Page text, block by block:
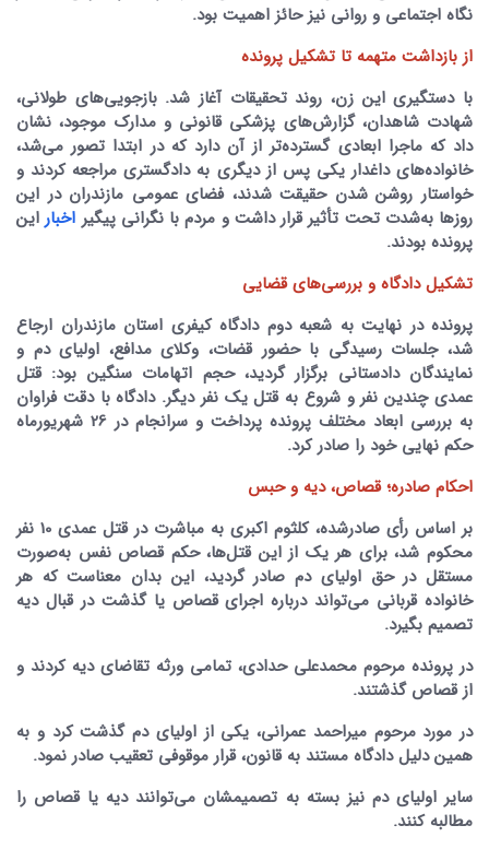
نگاه اجتماعی و روانی نیز حائز اهمیت بود.
‌از بازداشت متهمه تا تشکیل پرونده
با دستگیری این زن، روند تحقیقات آغاز شد. بازجویی‌های طولانی،
شهادت شاهدان، گزارش‌های پزشکی قانونی و مدارک موجود، نشان
داد که ماجرا ابعادی گسترده‌تر از آن دارد که در ابتدا تصور می‌شد،
خانواده‌های داغدار یکی پس از دیگری به دادگستری مراجعه کردند و
خواستار روشن شدن حقیقت شدند، فضای عمومی مازندران در این
روزها به‌شدت تحت تأثیر قرار داشت و مردم با نگرانی پیگیر اخباراین
پرونده بودند.
تشکیل دادگاه و بررسی‌های قضایی
پرونده در نهایت به شعبه دوم دادگاه کیفری استان مازندران ارجاع
شد، جلسات رسیدگی با حضور قضات، وکلای مدافع، اولیای دم و
نمایندگان دادستانی برگزار گردید، حجم اتهامات سنگین بود: قتل
عمدی چندین نفر و شروع به قتل یک نفر دیگر. دادگاه با دقت فراوان
به بررسی ابعاد مختلف پرونده پرداخت و سرانجام در 26 شهریورماه
حکم نهایی خود را صادر کرد.
احکام صادره؛ قصاص، دیه و حبس
بر اساس رأی صادرشده، کلثوم اکبری به مباشرت در قتل عمدی 10 نفر
محکوم شد، برای هر یک از این قتل‌ها، حکم قصاص نفس به‌صورت
مستقل در حق اولیای دم صادر گردید، این بدان معناست که هر
خانواده قربانی می‌تواند درباره اجرای قصاص یا گذشت در قبال دیه
تصمیم بگیرد.
در پرونده مرحوم محمدعلی حدادی، تمامی ورثه تقاضای دیه کردند و
از قصاص گذشتند.
در مورد مرحوم میراحمد عمرانی، یکی از اولیای دم گذشت کرد و به
همین دلیل دادگاه مستند به قانون، قرار موقوفی تعقیب صادر نمود.
سایر اولیای دم نیز بسته به تصمیمشان می‌توانند دیه یا قصاص را
مطالبه کنند.